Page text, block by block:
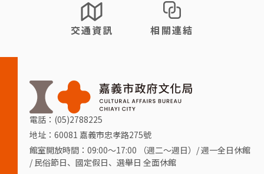
交通資訊 相關連結
電話：(05)2788225
地址：60081 嘉義市忠孝路275號
館室開放時間：09:00～17:00 （週二～週日）/ 週一全日休館
/ 民俗節日、國定假日、選舉日 全面休館